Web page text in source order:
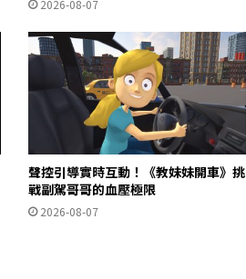
2026-08-07
聲控引導實時互動！《教妹妹開車》挑
戰副駕哥哥的血壓極限
2026-08-07